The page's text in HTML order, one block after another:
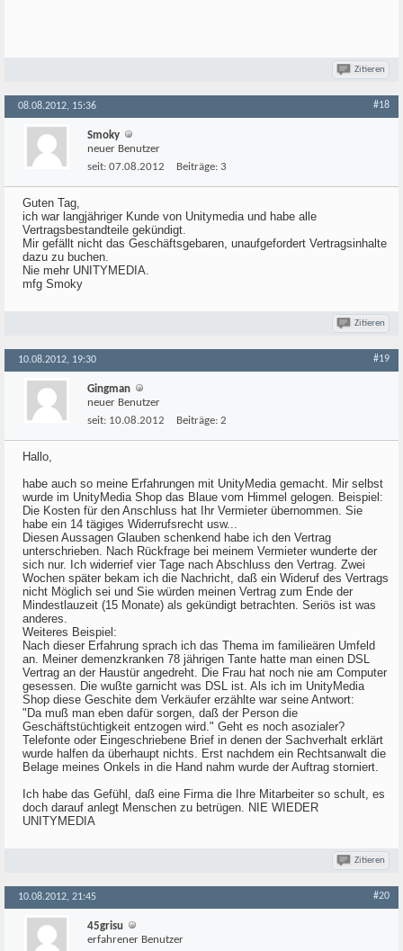
Zitieren
08.08.2012, 15:36 #18
Smoky
neuer Benutzer
seit: 07.08.2012 Beiträge: 3
Guten Tag,
ich war langjähriger Kunde von Unitymedia und habe alle
Vertragsbestandteile gekündigt.
Mir gefällt nicht das Geschäftsgebaren, unaufgefordert Vertragsinhalte
dazu zu buchen.
Nie mehr UNITYMEDIA.
mfg Smoky
Zitieren
10.08.2012, 19:30 #19
Gingman
neuer Benutzer
seit: 10.08.2012 Beiträge: 2
Hallo,
habe auch so meine Erfahrungen mit UnityMedia gemacht. Mir selbst
wurde im UnityMedia Shop das Blaue vom Himmel gelogen. Beispiel:
Die Kosten für den Anschluss hat Ihr Vermieter übernommen. Sie
habe ein 14 tägiges Widerrufsrecht usw...
Diesen Aussagen Glauben schenkend habe ich den Vertrag
unterschrieben. Nach Rückfrage bei meinem Vermieter wunderte der
sich nur. Ich widerrief vier Tage nach Abschluss den Vertrag. Zwei
Wochen später bekam ich die Nachricht, daß ein Wideruf des Vertrags
nicht Möglich sei und Sie würden meinen Vertrag zum Ende der
Mindestlauzeit (15 Monate) als gekündigt betrachten. Seriös ist was
anderes.
Weiteres Beispiel:
Nach dieser Erfahrung sprach ich das Thema im familieären Umfeld
an. Meiner demenzkranken 78 jährigen Tante hatte man einen DSL
Vertrag an der Haustür angedreht. Die Frau hat noch nie am Computer
gesessen. Die wußte garnicht was DSL ist. Als ich im UnityMedia
Shop diese Geschite dem Verkäufer erzählte war seine Antwort:
"Da muß man eben dafür sorgen, daß der Person die
Geschäftstüchtigkeit entzogen wird." Geht es noch asozialer?
Telefonte oder Eingeschriebene Brief in denen der Sachverhalt erklärt
wurde halfen da überhaupt nichts. Erst nachdem ein Rechtsanwalt die
Belage meines Onkels in die Hand nahm wurde der Auftrag storniert.
Ich habe das Gefühl, daß eine Firma die Ihre Mitarbeiter so schult, es
doch darauf anlegt Menschen zu betrügen. NIE WIEDER
UNITYMEDIA
Zitieren
10.08.2012, 21:45 #20
45grisu
erfahrener Benutzer